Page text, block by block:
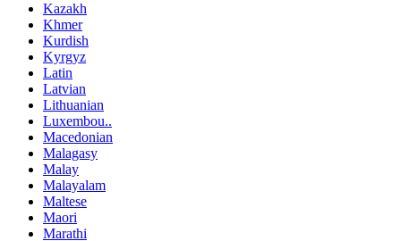
Kazakh
Khmer
Kurdish
Kyrgyz
Latin
Latvian
Lithuanian
Luxembou..
Macedonian
Malagasy
Malay
Malayalam
Maltese
Maori
Marathi